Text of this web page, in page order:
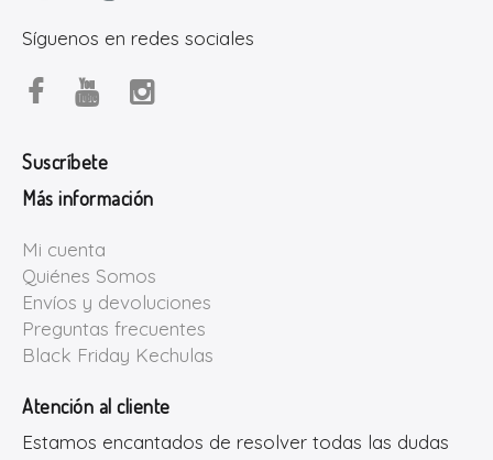
Síguenos en redes sociales
Suscríbete
Más información
Mi cuenta
Quiénes Somos
Envíos y devoluciones
Preguntas frecuentes
Black Friday Kechulas
Atención al cliente
Estamos encantados de resolver todas las dudas